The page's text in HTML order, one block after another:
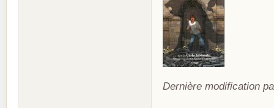
Dernière modification